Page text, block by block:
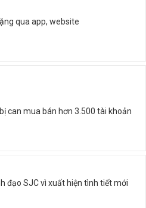
qua app, website
can mua bán hơn 3.500 tài khoản
đạo SJC vì xuất hiện tình tiết mới